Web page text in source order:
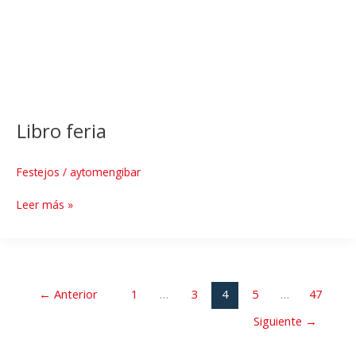
Libro feria
Festejos / aytomengibar
Leer más »
← Anterior 1 … 3 4 5 …
47
Siguiente →